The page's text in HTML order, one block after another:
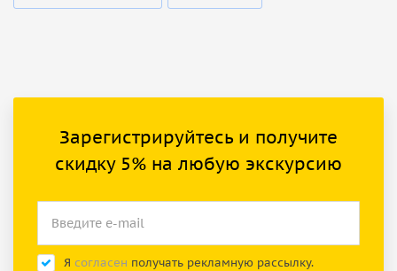
Зарегистрируйтесь и получите
скидку 5% на любую экскурсию
Я согласен получать рекламную рассылку.